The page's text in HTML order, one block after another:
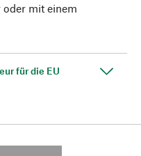
mit einem
für die EU